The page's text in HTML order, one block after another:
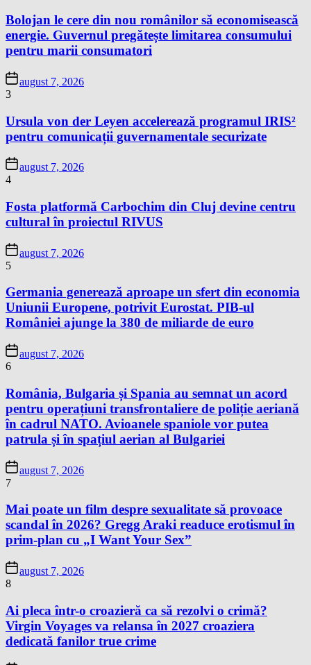
Bolojan le cere din nou românilor să economisească
energie. Guvernul pregătește limitarea consumului
pentru marii consumatori
august 7, 2026
3
Ursula von der Leyen accelerează programul IRIS²
pentru comunicații guvernamentale securizate
august 7, 2026
4
Fosta platformă Carbochim din Cluj devine centru
cultural în proiectul RIVUS
august 7, 2026
5
Germania generează aproape un sfert din economia
Uniunii Europene, potrivit Eurostat. PIB-ul
României ajunge la 380 de miliarde de euro
august 7, 2026
6
România, Bulgaria și Spania au semnat un acord
pentru operațiuni transfrontaliere de poliție aeriană
în cadrul NATO. Avioanele spaniole vor putea
patrula și în spațiul aerian al Bulgariei
august 7, 2026
7
Mai poate un film despre sexualitate să provoace
scandal în 2026? Gregg Araki readuce erotismul în
prim-plan cu „I Want Your Sex”
august 7, 2026
8
Ai pleca într-o croazieră ca să rezolvi o crimă?
Virgin Voyages va relansa în 2027 croaziera
dedicată fanilor true crime